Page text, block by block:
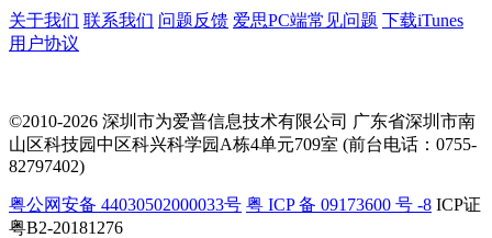
关于我们 联系我们 问题反馈 爱思PC端常见问题 下载iTunes
用户协议
©2010-2026 深圳市为爱普信息技术有限公司 广东省深圳市南
山区科技园中区科兴科学园A栋4单元709室 (前台电话：0755-
82797402)
粤公网安备 44030502000033号 粤 ICP 备 09173600 号 -8 ICP证
粤B2-20181276